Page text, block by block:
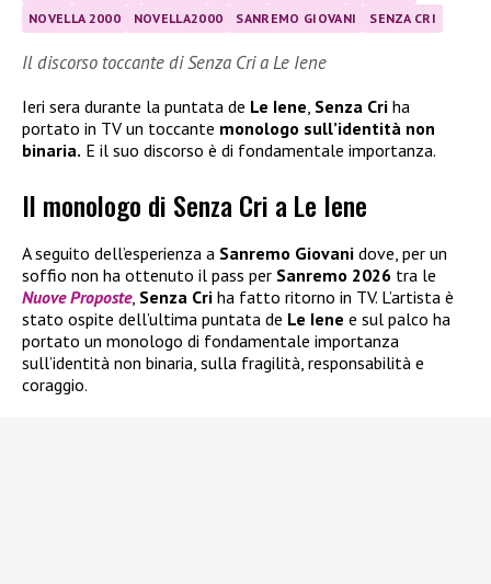
NOVELLA 2000
NOVELLA2000 SANREMO GIOVANI SENZA CRI
Il discorso toccante di Senza Cri a Le Iene
Ieri sera durante la puntata de Le Iene, Senza Cri ha
portato in TV un toccante monologo sull’identità non
binaria. E il suo discorso è di fondamentale importanza.
Il monologo di Senza Cri a Le Iene
A seguito dell’esperienza a Sanremo Giovani dove, per un
soffio non ha ottenuto il pass per Sanremo 2026 tra le
Nuove Proposte, Senza Cri ha fatto ritorno in TV. L’artista è
stato ospite dell’ultima puntata de Le Iene e sul palco ha
portato un monologo di fondamentale importanza
sull’identità non binaria, sulla fragilità, responsabilità e
coraggio.